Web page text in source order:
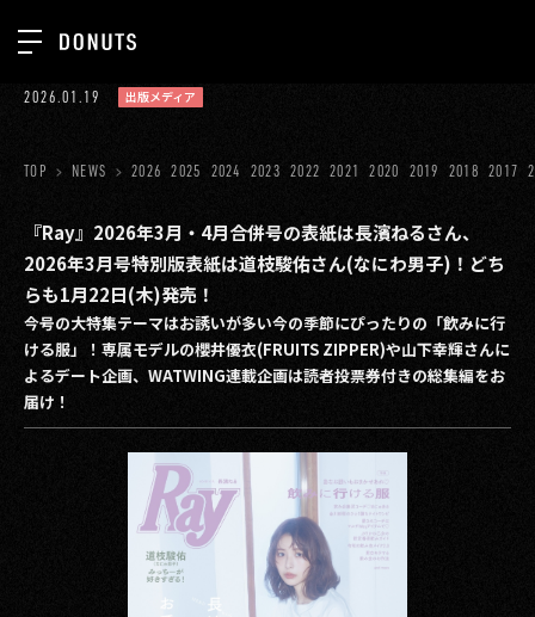
ジョブカン
ゲーム
ミクチャ
医療(CLIUS)
出版メディア
イベント
タテドラ
その他事業
TOP
ABOUT
SERVICES
GROUP
RECRUIT
CONTACT
PRIVACY POLICY
2026.01.19 出版メディア
TOP NEWS 2026 2025 2024 2023 2022 2021 2020 2019 2018 2017
『Ray』2026年3月・4月合併号の表紙は長濱ねるさん、
2026年3月号特別版表紙は道枝駿佑さん(なにわ男子)！どち
らも1月22日(木)発売！
今号の大特集テーマはお誘いが多い今の季節にぴったりの「飲みに行
ける服」！専属モデルの櫻井優衣(FRUITS ZIPPER)や山下幸輝さんに
よるデート企画、WATWING連載企画は読者投票券付きの総集編をお
届け！